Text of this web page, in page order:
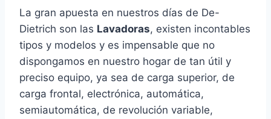
La gran apuesta en nuestros días de De-
Dietrich son las Lavadoras, existen incontables
tipos y modelos y es impensable que no
dispongamos en nuestro hogar de tan útil y
preciso equipo, ya sea de carga superior, de
carga frontal, electrónica, automática,
semiautomática, de revolución variable,